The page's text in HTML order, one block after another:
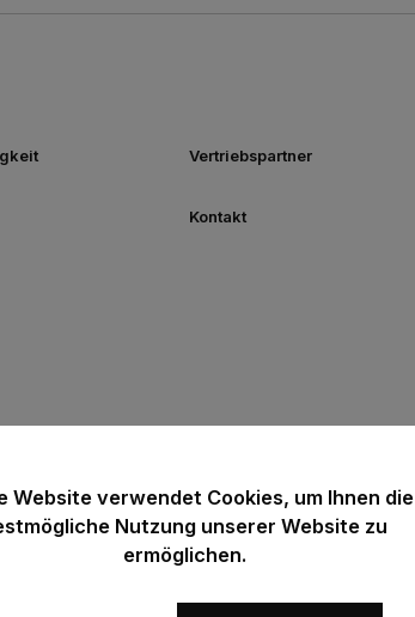
Vertriebspartner
Kontakt
Website verwendet Cookies, um Ihnen die
Nutzung unserer Website zu
ermöglichen.